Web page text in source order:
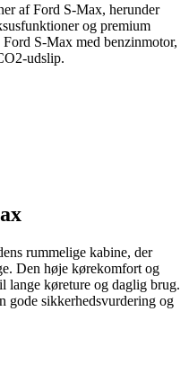
af Ford S-Max, herunder
og premium
S-Max med benzinmotor,
udslip.
rummelige kabine, der
Den høje kørekomfort og
lange køreture og daglig brug.
gode sikkerhedsvurdering og